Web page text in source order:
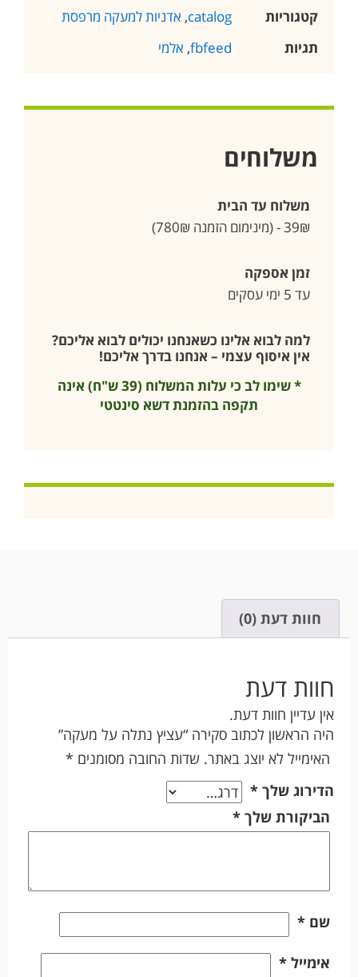
קטגוריות
catalog
, אדניות למעקה מרפסת
תגיות
fbfeed
, אלמי
משלוחים
משלוח עד הבית
39₪ - (מינימום הזמנה 780₪)
זמן אספקה
עד 5 ימי עסקים
למה לבוא אלינו כשאנחנו יכולים לבוא אליכם?
אין איסוף עצמי – אנחנו בדרך אליכם!
* שימו לב כי עלות המשלוח (39 ש"ח) אינה
תקפה בהזמנת דשא סינטטי
חוות דעת (0)
חוות דעת
אין עדיין חוות דעת.
היה הראשון לכתוב סקירה “עציץ נתלה על מעקה”
האימייל לא יוצג באתר. שדות החובה מסומנים *
הדירוג שלך *
הביקורת שלך *
שם *
אימייל *